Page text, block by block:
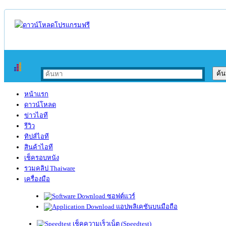
หน้าแรก
ดาวน์โหลด
ข่าวไอที
รีวิว
ทิปส์ไอที
สินค้าไอที
เช็ครอบหนัง
รวมคลิป Thaiware
เครื่องมือ
ซอฟต์แวร์
แอปพลิเคชันบนมือถือ
เช็คความเร็วเน็ต (Speedtest)